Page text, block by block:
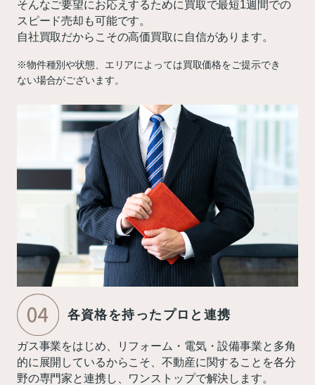
そんなご要望にお応えするために買取で最短1週間での
スピード売却も可能です。
自社買取だからこその高価買取に自信があります。
※物件種別や状態、エリアによっては買取価格をご提示でき
ない場合がございます。
各資格を持ったプロと連携
ガス事業をはじめ、リフォーム・電気・設備事業と多角
的に展開しているからこそ、不動産に関することを各分
野の専門家と連携し、ワンストップで解決します。